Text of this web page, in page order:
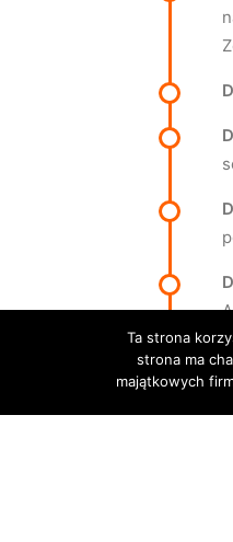
Ta strona
strona ma
majątkowych